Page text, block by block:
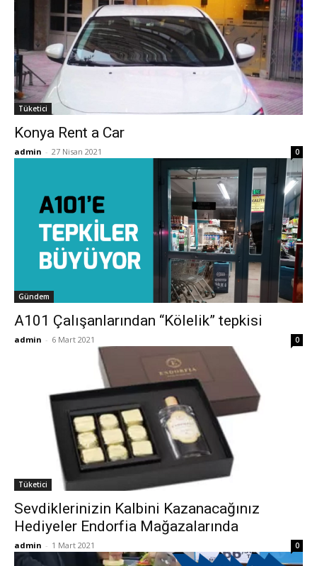
Tüketici
Konya Rent a Car
admin - 27 Nisan 2021 0
Gündem
A101 Çalışanlarından “Kölelik” tepkisi
admin - 6 Mart 2021 0
Tüketici
Sevdiklerinizin Kalbini Kazanacağınız
Hediyeler Endorfia Mağazalarında
admin - 1 Mart 2021 0